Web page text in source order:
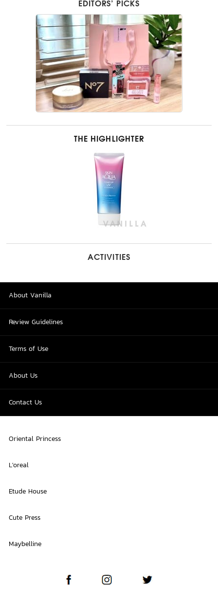
EDITORS’ PICKS
THE HIGHLIGHTER
ACTIVITIES
About Vanilla
Review Guidelines
Terms of Use
About Us
Contact Us
Oriental Princess
L'oreal
Etude House
Cute Press
Maybelline